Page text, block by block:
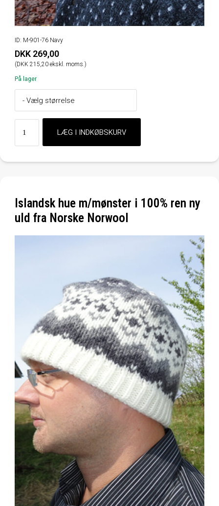
ID: M-901-76 Navy
DKK 269,00
(DKK 215,20 ekskl. moms.)
På lager
Islandsk hue m/mønster i 100% ren ny
uld fra Norske Norwool